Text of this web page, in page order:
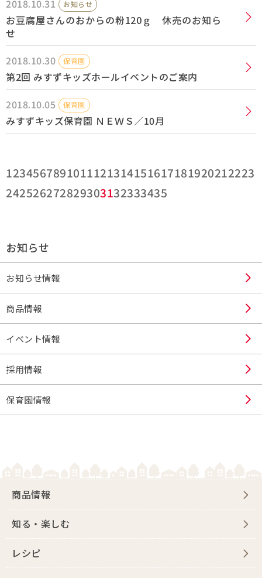
2018.10.31
お知らせ
お豆腐屋さんのおからの粉120ｇ 休売のお知ら
せ
2018.10.30
保育園
第2回 みすずキッズホールイベントのご案内
2018.10.05
保育園
みすずキッズ保育園 ＮＥＷＳ／10月
1234567891011121314151617181920212223
242526272829303132333435
お知らせ
お知らせ情報
商品情報
イベント情報
採用情報
保育園情報
商品情報
知る・楽しむ
レシピ